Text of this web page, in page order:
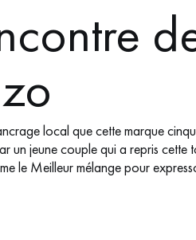
local que cette marque
un jeune couple qui a repris
le Meilleur mélange pour